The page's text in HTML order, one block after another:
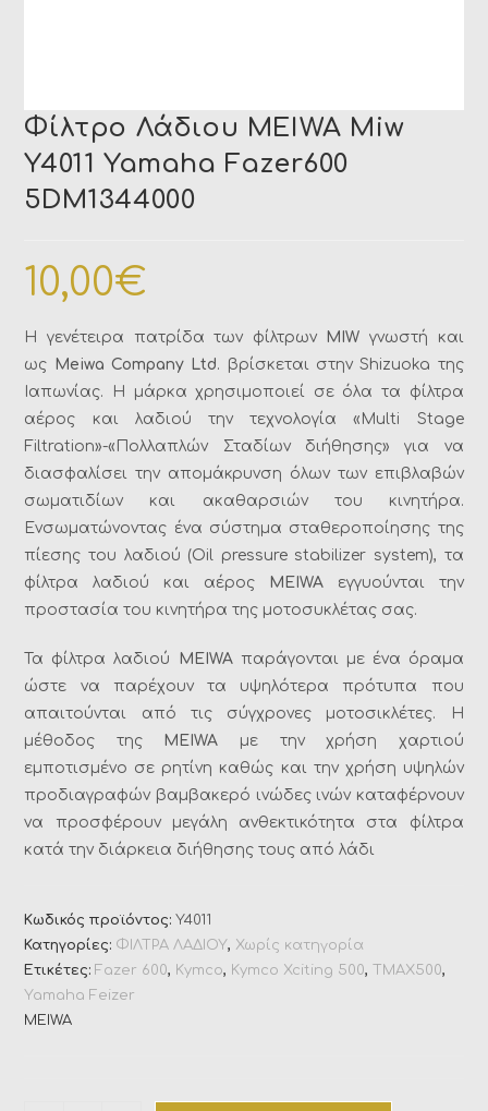
Φίλτρο Λάδιου MEIWA Miw
Y4011 Yamaha Fazer600
5DM1344000
10,00€
Η γενέτειρα πατρίδα των φίλτρων MIW γνωστή και
ως
Meiwa Company Ltd. βρίσκεται στην Shizuoka της
Ιαπωνίας. Η μάρκα χρησιμοποιεί σε όλα τα φίλτρα
αέρος και λαδιού την τεχνολογία «Multi Stage
Filtration»-«Πολλαπλών Σταδίων διήθησης» για να
διασφαλίσει την απομάκρυνση όλων των επιβλαβών
σωματιδίων και ακαθαρσιών του κινητήρα.
Ενσωματώνοντας ένα σύστημα σταθεροποίησης της
πίεσης του λαδιού (Oil pressure stabilizer system), τα
φίλτρα λαδιού και αέρος
MEIWAεγγυούνται την
προστασία του κινητήρα της μοτοσυκλέτας σας.
Τα φίλτρα λαδιού MEIWAπαράγονται με ένα όραμα
ώστε να παρέχουν τα υψηλότερα πρότυπα που
απαιτούνται από τις σύγχρονες μοτοσικλέτες. Η
μέθοδος της
MEIWA με την χρήση χαρτιού
εμποτισμένο σε ρητίνη καθώς και την χρήση υψηλών
προδιαγραφών βαμβακερό ινώδες ινών καταφέρνουν
να προσφέρουν μεγάλη ανθεκτικότητα στα φίλτρα
κατά την διάρκεια διήθησης τους από λάδι
Κωδικός προϊόντος:Y4011
Κατηγορίες: ΦΙΛΤΡΑ ΛΑΔΙΟΥ, Χωρίς κατηγορία
Ετικέτες: Fazer 600, Kymco, Kymco Xciting 500,TMAX500,
Yamaha Feizer
MEIWA